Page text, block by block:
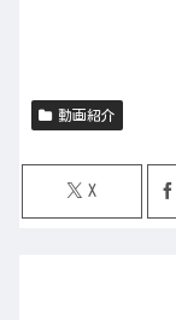
動画紹介
X